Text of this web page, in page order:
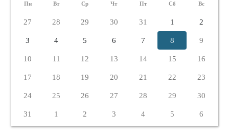
Пн Вт Ср Чт Пт Сб Вс
27 28 29 30 31 1 2
3 4 5 6 7 8 9
10 11 12 13 14 15 16
17 18 19 20 21 22 23
24 25 26 27 28 29 30
31 1 2 3 4 5 6